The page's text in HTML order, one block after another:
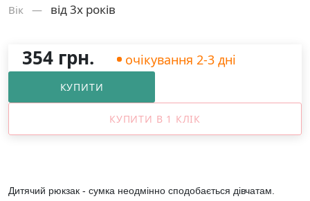
Вік — від 3х років
354 грн. очікування 2-3 дні
КУПИТИ
КУПИТИ В 1 КЛІК
Дитячий рюкзак - сумка неодмінно сподобається дівчатам.